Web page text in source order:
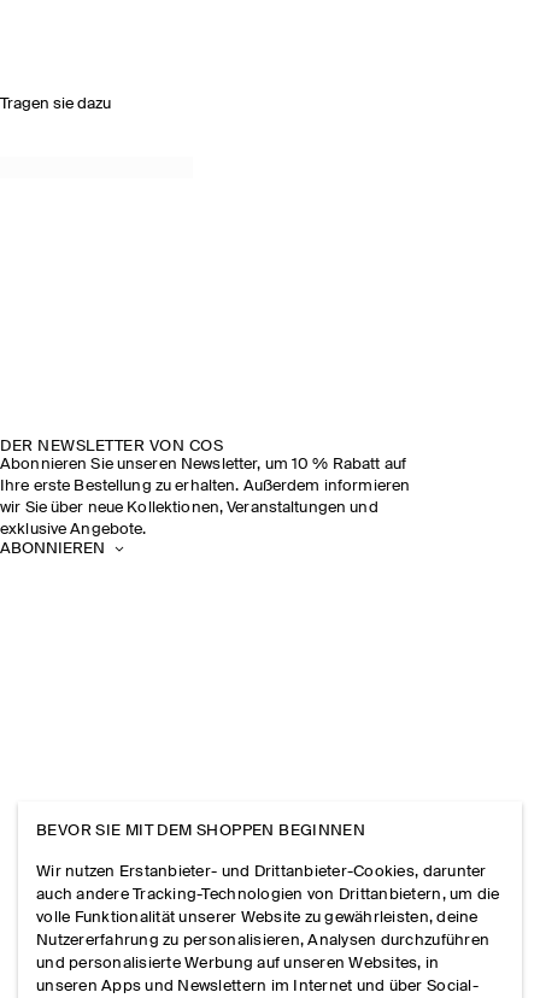
Tragen sie dazu
DER NEWSLETTER VON COS
Abonnieren Sie unseren Newsletter, um 10 % Rabatt auf
Ihre erste Bestellung zu erhalten. Außerdem informieren
wir Sie über neue Kollektionen, Veranstaltungen und
exklusive Angebote.
ABONNIEREN
BEVOR SIE MIT DEM SHOPPEN BEGINNEN
Wir nutzen Erstanbieter- und Drittanbieter-Cookies, darunter
auch andere Tracking-Technologien von Drittanbietern, um die
volle Funktionalität unserer Website zu gewährleisten, deine
Nutzererfahrung zu personalisieren, Analysen durchzuführen
und personalisierte Werbung auf unseren Websites, in
unseren Apps und Newslettern im Internet und über Social-